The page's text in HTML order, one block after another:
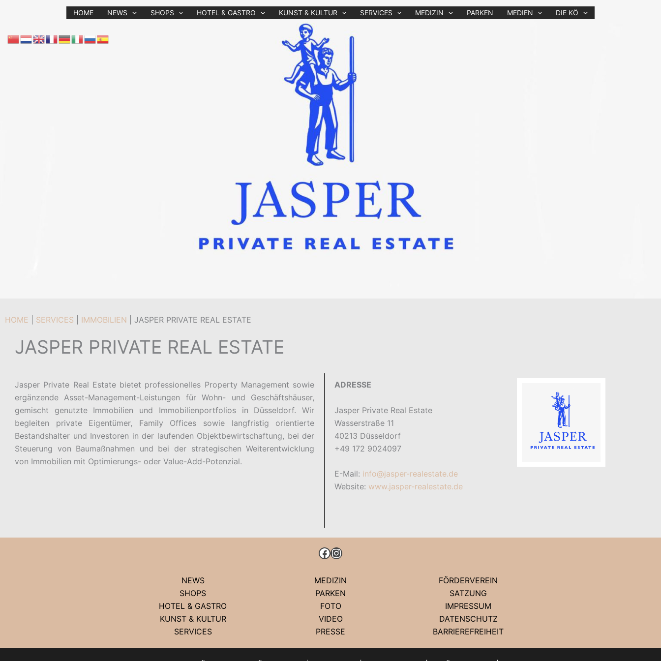
HOME NEWS SHOPS HOTEL & GASTRO KUNST & KULTUR SERVICES MEDIZIN PARKEN MEDIEN DIE KÖ
HOME SERVICES IMMOBILIEN JASPER PRIVATE REAL ESTATE
JASPER PRIVATE REAL ESTATE
Jasper Private Real Estate bietet professionelles Property Management sowie
ergänzende Asset-Management-Leistungen für Wohn- und Geschäftshäuser,
gemischt genutzte Immobilien und Immobilienportfolios in Düsseldorf. Wir
begleiten private Eigentümer, Family Offices sowie langfristig orientierte
Bestandshalter und Investoren in der laufenden Objektbewirtschaftung, bei der
Steuerung von Baumaßnahmen und bei der strategischen Weiterentwicklung
von Immobilien mit Optimierungs- oder Value-Add-Potenzial.
ADRESSE
Jasper Private Real Estate
Wasserstraße 11
40213 Düsseldorf
+49 172 9024097
E-Mail: info@jasper-realestate.de
Website: www.jasper-realestate.de
FACEBOOK
INSTAGRAM
NEWS
SHOPS
HOTEL & GASTRO
KUNST & KULTUR
SERVICES
MEDIZIN
PARKEN
FOTO
VIDEO
PRESSE
FÖRDERVEREIN
SATZUNG
IMPRESSUM
DATENSCHUTZ
BARRIEREFREIHEIT